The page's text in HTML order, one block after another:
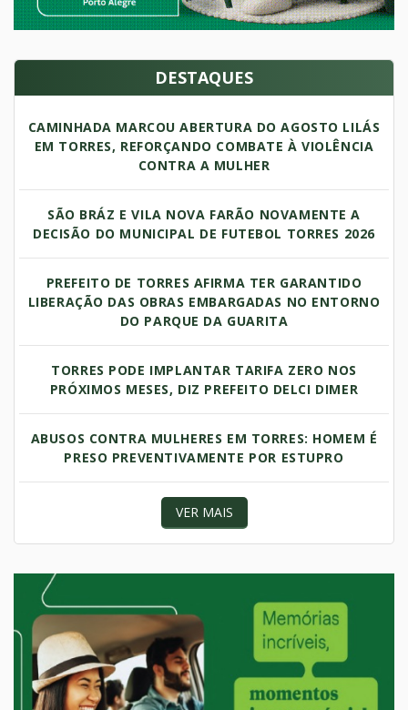
DESTAQUES
CAMINHADA MARCOU ABERTURA DO AGOSTO LILÁS
EM TORRES, REFORÇANDO COMBATE À VIOLÊNCIA
CONTRA A MULHER
SÃO BRÁZ E VILA NOVA FARÃO NOVAMENTE A
DECISÃO DO MUNICIPAL DE FUTEBOL TORRES 2026
PREFEITO DE TORRES AFIRMA TER GARANTIDO
LIBERAÇÃO DAS OBRAS EMBARGADAS NO ENTORNO
DO PARQUE DA GUARITA
TORRES PODE IMPLANTAR TARIFA ZERO NOS
PRÓXIMOS MESES, DIZ PREFEITO DELCI DIMER
ABUSOS CONTRA MULHERES EM TORRES: HOMEM É
PRESO PREVENTIVAMENTE POR ESTUPRO
VER MAIS